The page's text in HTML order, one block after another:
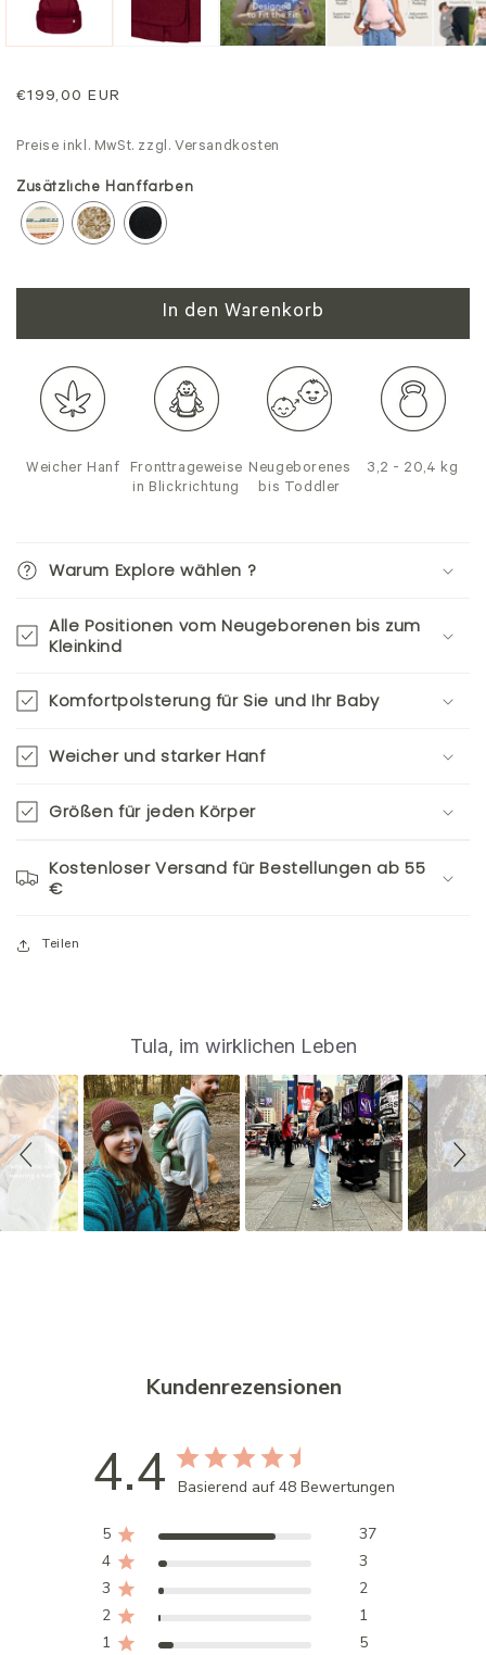
Regulärer
€199,00 EUR
Preise inkl. MwSt. zzgl. Versandkosten
Zusätzliche Hanffarben
In den Warenkorb
Weicher Hanf
Fronttrageweise
in Blickrichtung
Neugeborenes
bis Toddler
3,2 - 20,4 kg
Warum Explore wählen ?
Alle Positionen vom Neugeborenen bis zum
Kleinkind
Komfortpolsterung für Sie und Ihr Baby
Weicher und starker Hanf
Größen für jeden Körper
Kostenloser Versand für Bestellungen ab 55
€
Teilen
i
d
e
s
h
o
Tula, im wirklichen Leben
Kundenrezensionen
4.4 Basierend auf 48 Bewertungen
5
37
4
3
3
2
2
1
1
5